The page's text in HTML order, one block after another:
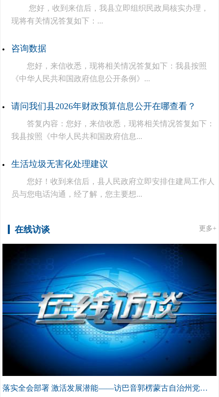
您好，收到来信后，我县立即组织民政局核实办理，
现将有关情况答复如下：...
咨询数据
您好，来信收悉，现将相关情况答复如下：我县按照
《中华人民共和国政府信息公开条例》...
请问我们县2026年财政预算信息公开在哪查看？
答复内容：您好，来信收悉，现将相关情况答复如下：
我县按照《中华人民共和国政府信息...
生活垃圾无害化处理建议
您好！收到来信后，县人民政府立即安排住建局工作人
员与您电话沟通，经了解，您主要想...
在线访谈 更多+
落实全会部署 激活发展潜能——访巴音郭楞蒙古自治州党委书记任广鹏